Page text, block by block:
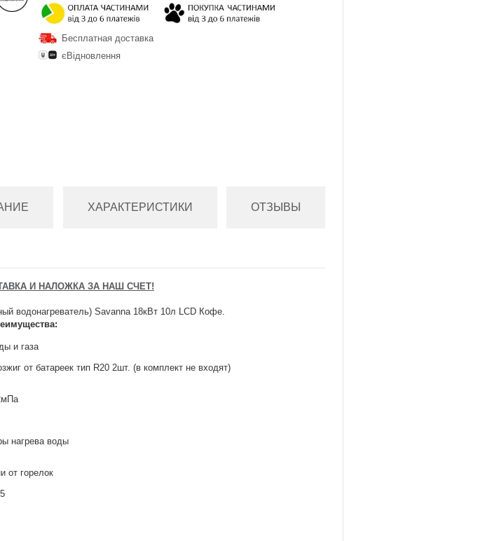
Бесплатная доставка
єВідновлення
ХАРАКТЕРИСТИКИ ОТЗЫВЫ
И НАЛОЖКА ЗА НАШ СЧЕТ!
водонагреватель) Savanna 18кВт 10л LCD Кофе.
и газа
от батареек тип R20 2шт. (в комплект не входят)
нагрева воды
от горелок